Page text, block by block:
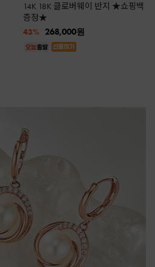
14K 18K 클로버웨이 반지 ★쇼핑백
증정★
268,000원
43%